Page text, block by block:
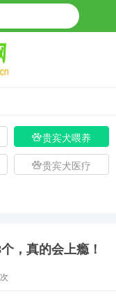
贵宾犬喂养
贵宾犬医疗
，真的会上瘾！